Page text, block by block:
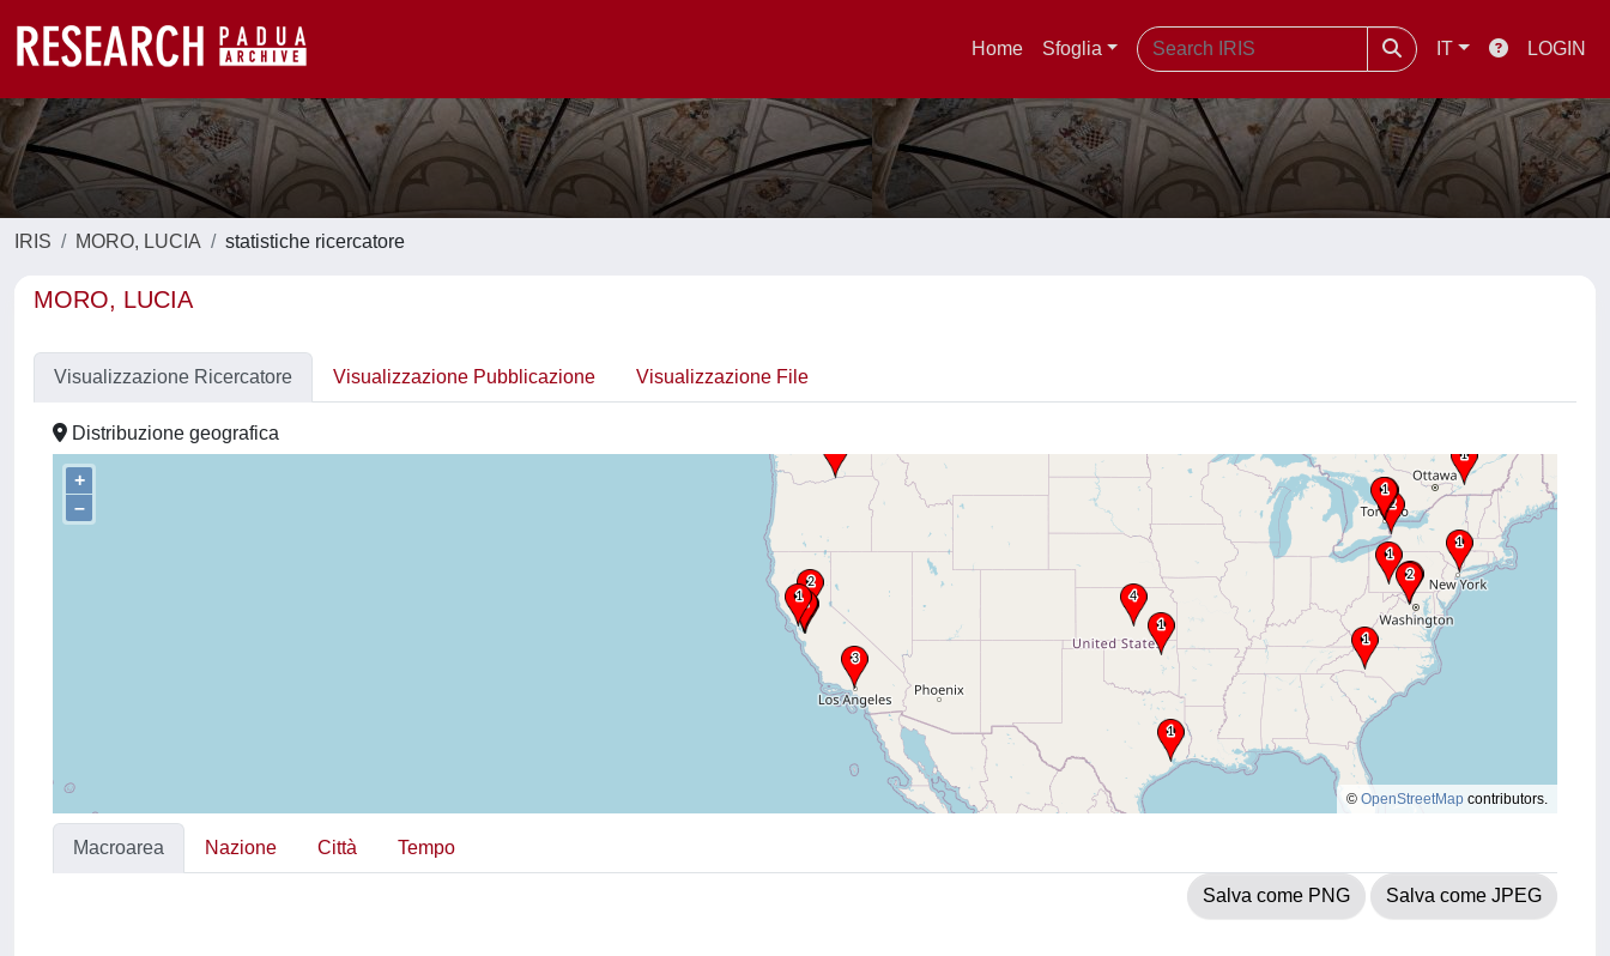
Home Sfoglia IT LOGIN
IRIS MORO, LUCIA statistiche ricercatore
MORO, LUCIA
Visualizzazione Ricercatore Visualizzazione Pubblicazione Visualizzazione File
Distribuzione geografica
+
–
© OpenStreetMap contributors.
Macroarea Nazione Città Tempo
Salva come PNG Salva come JPEG